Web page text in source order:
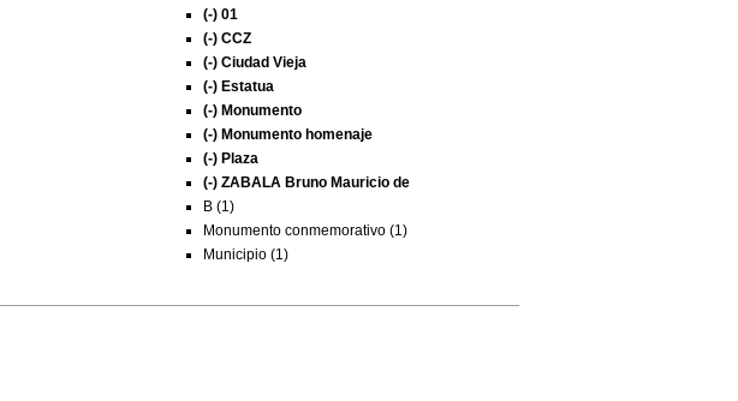
(-) 01
(-) CCZ
(-) Ciudad Vieja
(-) Estatua
(-) Monumento
(-) Monumento homenaje
(-) Plaza
(-) ZABALA Bruno Mauricio de
B (1)
Monumento conmemorativo (1)
Municipio (1)